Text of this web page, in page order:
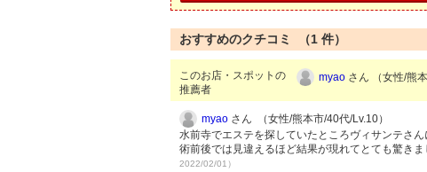
おすすめのクチコミ （1 件）
このお店・スポットの
推薦者
myao さん （女性/熊
myao さん （女性/熊本市/40代/Lv.10）
水前寺でエステを探していたところヴィサンテさ
術前後では見違えるほど結果が現れてとても驚き
2022/02/01）